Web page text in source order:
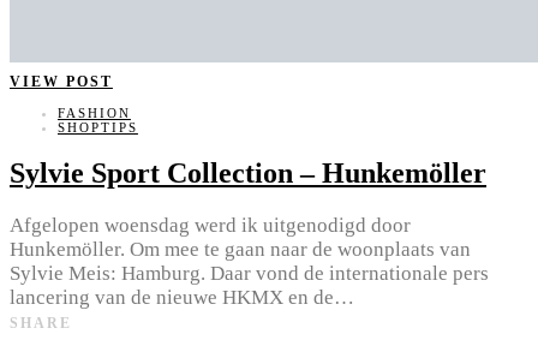
VIEW POST
FASHION
SHOPTIPS
Sylvie Sport Collection – Hunkemöller
Afgelopen woensdag werd ik uitgenodigd door
Hunkemöller. Om mee te gaan naar de woonplaats van
Sylvie Meis: Hamburg. Daar vond de internationale pers
lancering van de nieuwe HKMX en de…
SHARE